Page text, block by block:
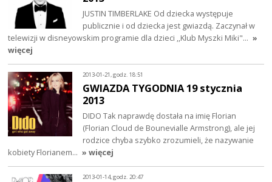
JUSTIN TIMBERLAKE Od dziecka występuje
publicznie i od dziecka jest gwiazdą. Zaczynał w
telewizji w disneyowskim programie dla dzieci ,,Klub Myszki Miki"… »
więcej
2013-01-21, godz. 18:51
GWIAZDA TYGODNIA 19 stycznia
2013
DIDO Tak naprawdę dostała na imię Florian
(Florian Cloud de Bounevialle Armstrong), ale jej
rodzice chyba szybko zrozumieli, że nazywanie
kobiety Florianem… » więcej
2013-01-14, godz. 20:47